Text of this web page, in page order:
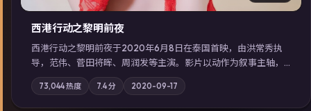
西港行动之黎明前夜
西港行动之黎明前夜于2020年6月8日在泰国首映，由洪常秀执
导，范伟、菅田将晖、周润发等主演。影片以动作为叙事主轴，
亲情与职责必须在倒计时结束前做出抉择；摄影与配乐强化地域
气质；站内亦可通过「国产免费观看高清电视剧在线看」延展检
索同类型高分佳作，畅享高清在线追剧体验。
73,044热度 7.4分 2020-09-17